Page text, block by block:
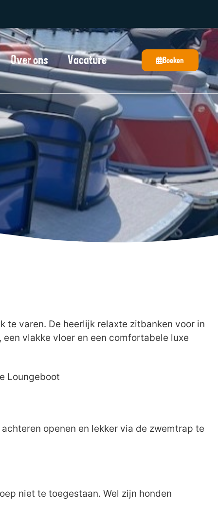
Over ons Vacature Boeken
te varen. De heerlijk relaxte zitbanken voor in
vlakke vloer en een comfortabele luxe
Loungeboot
openen en lekker via de zwemtrap te
niet te toegestaan. Wel zijn honden